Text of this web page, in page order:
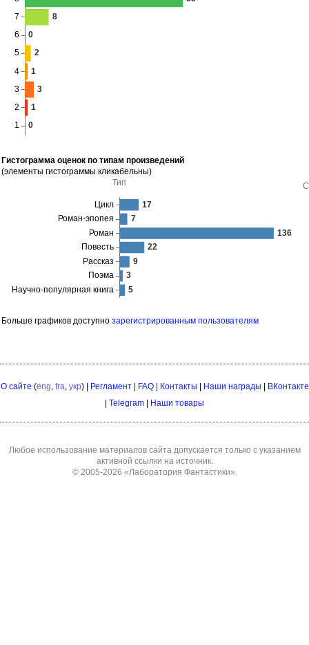
Гистограмма оценок по типам произведений
(элементы гистограммы кликабельны)
Больше графиков доступно зарегистрированным пользователям
О сайте (eng, fra, укр) | Регламент| FAQ| Контакты Наши награды
ВКонтакте
Telegram Наши товары
Любое использование материалов сайта допускается только с указанием
активной ссылки на источник.
© 2005-2026 «Лаборатория Фантастики».